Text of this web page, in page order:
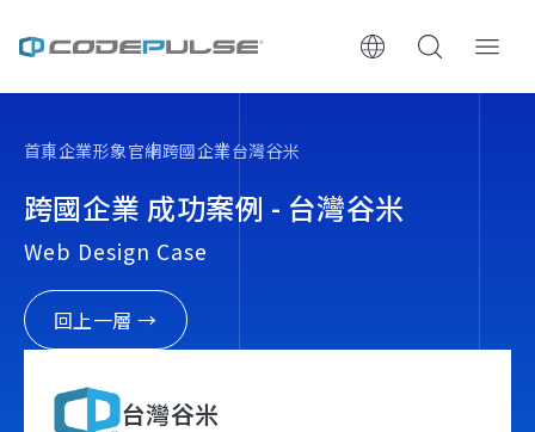
服務與費用
架設流程
首頁企業形象官網跨國企業台灣谷米
跨國企業 成功案例 - 台灣谷米
Web Design Case
回上一層 →
台灣谷米